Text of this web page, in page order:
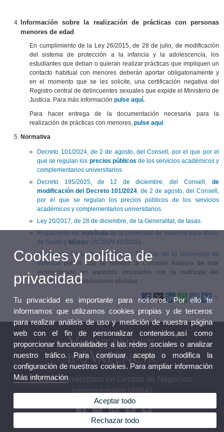
Información sobre la realización de prácticas con personas
menores de edad
En cumplimiento de la Ley 26/2015, de 28 de julio, de modificación
del sistema de protección a la infancia y la adolescencia, los
estudiantes que deban o quieran realizar prácticas que impliquen un
contacto habitual con menores deberán aportar obligatoriamente y
en el momento que se les solicite, una certificación negativa del
Registro central de delincuentes sexuales que expide el Ministerio de
Justicia. Para más informaciónpulse aquí.
Para hacer entrega de la documentación necesaria para la
realización de prácticas con menores,pulse aqui.
Normativa
Decreto 101/2024, de 2 de agosto, del Consell, por el que por el
que se regulan los precios públicos de los servicios académicos y
complementarios universitarios.
Decreto 195/2025, de 12 de diciembre, del Consell,de
modificación del Decreto 101/2024, de 2 de agosto, del Consell,
por el que se regulan los precios públicos de los servicios
académicos y complementarios universitarios.
Ley 20/2017, de 28 de diciembre, de la Generalitat, de tasas.
Reglamento de matrículade la Universitat de València para títulos
de Grado y Máster. (ACGUV 48/2025).
Resolución de la Vicerrectora de Estudios de la Universitat de
València por la cual se nombra la Comisión Asesora de este
vicerrectorado en aspectos vinculados con la matrícula del
estudiantado de titulaciones oficiales
Máster Universitario en Gestión de Negocios
Internacionales (iMBA)
Cookies y política de
privacidad
Tu privacidad es importante para nosotros. Por ello te
informamos que utilizamos cookies propias y de terceros
para realizar análisis de uso y medición de nuestra página
web con el fin de personalizar contenidos,así como
proporcionar funcionalidades a las redes sociales o analizar
nuestro tráfico. Para continuar acepta o modifica la
configuración de nuestras cookies. Para ampliar información
Más información
Aceptar todo
Rechazar todo